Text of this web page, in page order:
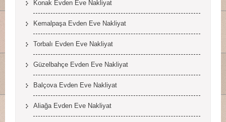
Konak Evden Eve Nakliyat
Kemalpaşa Evden Eve Nakliyat
Torbalı Evden Eve Nakliyat
Güzelbahçe Evden Eve Nakliyat
Balçova Evden Eve Nakliyat
Aliağa Evden Eve Nakliyat